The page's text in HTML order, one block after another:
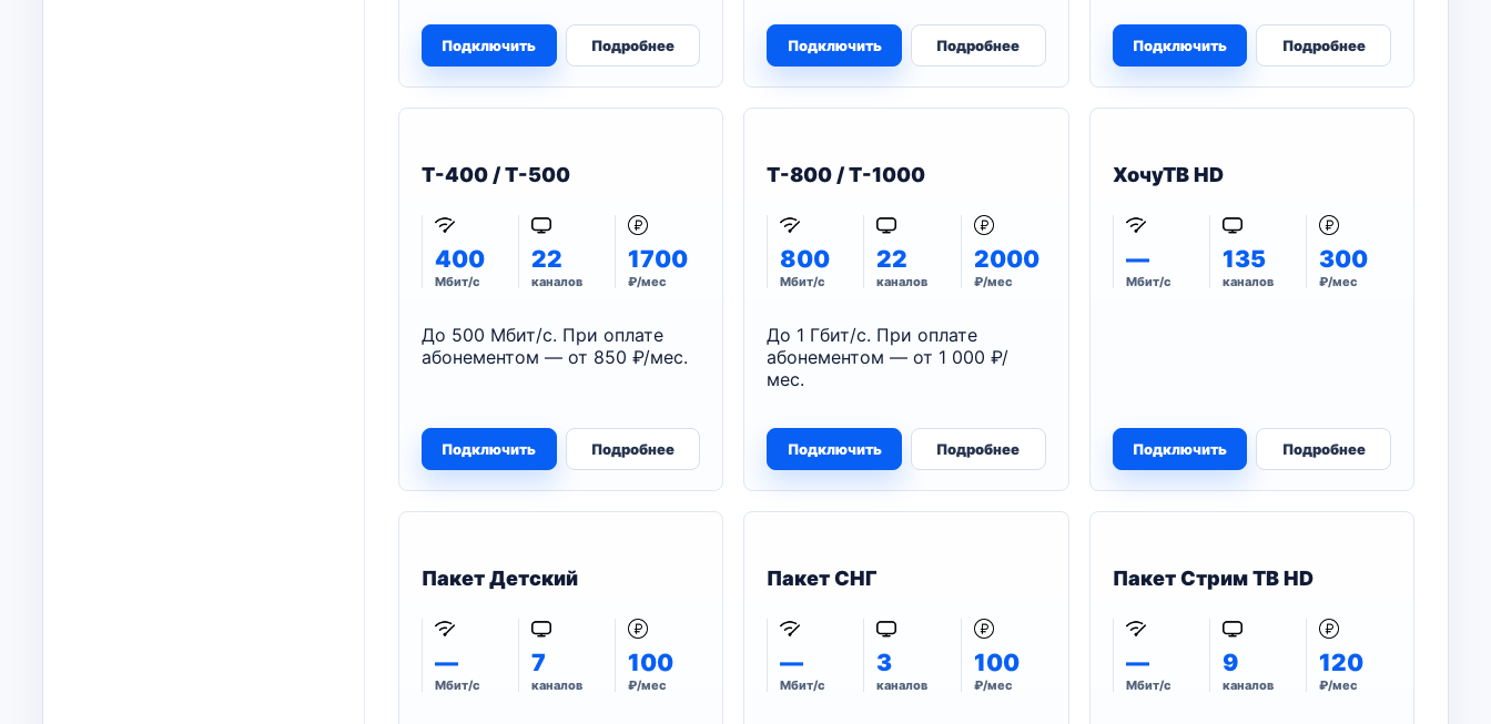
Подключить Подробнее Подключить Подробнее Подключить Подробнее
T-400 / T-500
400
Мбит/с
22
каналов
1700
₽/мес
До 500 Мбит/с. При оплате
абонементом — от 850 ₽/мес.
Подключить Подробнее
T-800 / T-1000
800
Мбит/с
22
каналов
2000
₽/мес
До 1 Гбит/с. При оплате
абонементом — от 1 000 ₽/
мес.
Подключить Подробнее
ХочуТВ HD
—
Мбит/с
135
каналов
300
₽/мес
Подключить Подробнее
Пакет Детский
—
Мбит/с
7
каналов
100
₽/мес
Пакет СНГ
—
Мбит/с
3
каналов
100
₽/мес
Пакет Стрим ТВ HD
—
Мбит/с
9
каналов
120
₽/мес